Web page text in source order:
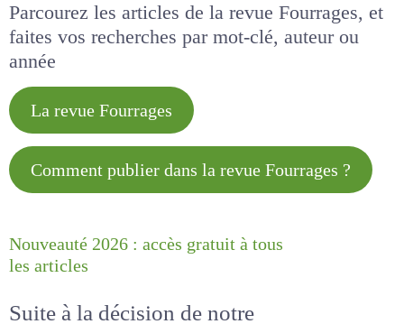
Parcourez les articles de la revue Fourrages, et
faites vos recherches par mot-clé, auteur ou
année
La revue Fourrages
Comment publier dans la revue
Nouveauté 2026 : accès gratuit à